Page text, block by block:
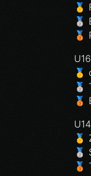
🥇
🥈
🥉
U16
🥇
🥈
🥉
U14
🥇
🥈
🥉